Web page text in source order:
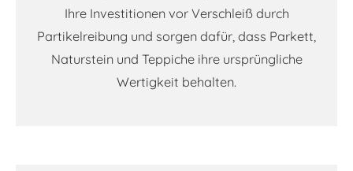
Ihre Investitionen vor Verschleiß durch
Partikelreibung und sorgen dafür, dass Parkett,
Naturstein und Teppiche ihre ursprüngliche
Wertigkeit behalten.